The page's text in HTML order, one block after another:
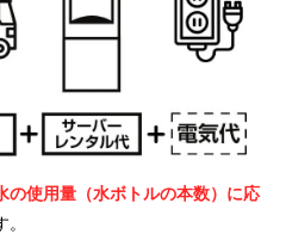
の使用量（水ボトルの本数）に応